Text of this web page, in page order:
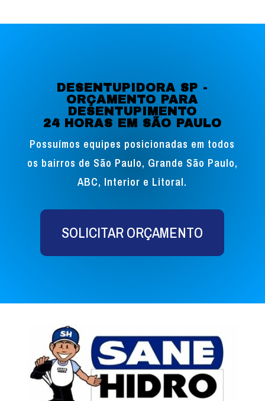
DESENTUPIDORA SP -
ORÇAMENTO PARA
DESENTUPIMENTO
24 HORAS EM SÃO PAULO
Possuímos equipes posicionadas em todos
os bairros de São Paulo, Grande São Paulo,
ABC, Interior e Litoral.
SOLICITAR ORÇAMENTO